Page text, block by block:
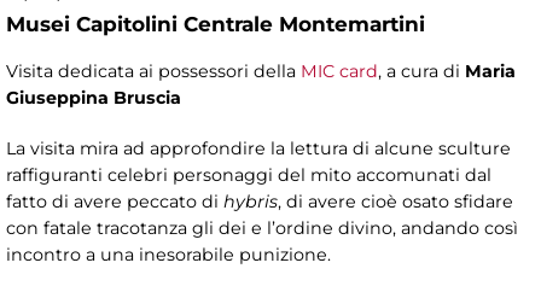
Musei Capitolini Centrale Montemartini
Visita dedicata ai possessori della MIC card, a cura di Maria
Giuseppina Bruscia
La visita mira ad approfondire la lettura di alcune sculture
raffiguranti celebri personaggi del mito accomunati dal
fatto di avere peccato di hybris, di avere cioè osato sfidare
con fatale tracotanza gli dei e l’ordine divino, andando così
incontro a una inesorabile punizione.